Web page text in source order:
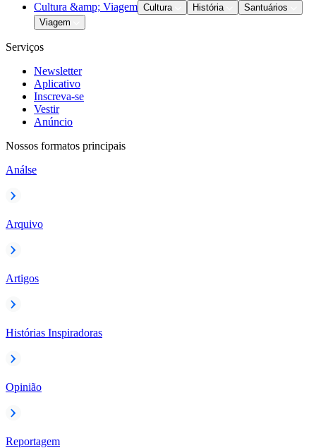
Cultura &amp; Viagem Cultura História
Santuários
Viagem
Serviços
Newsletter
Aplicativo
Inscreva-se
Vestir
Anúncio
Nossos formatos principais
Análse
Arquivo
Artigos
Histórias Inspiradoras
Opinião
Reportagem